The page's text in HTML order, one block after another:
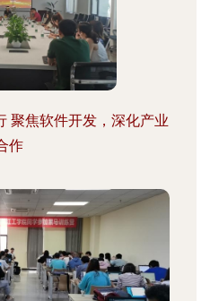
聚焦软件开发，深化产业
作